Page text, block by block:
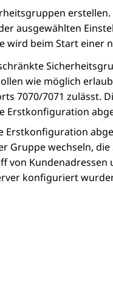
ausgewählten
wird beim Start einer
wie möglich
7070/7071 zulässt.
Erstkonfiguration
Gruppe wechseln,
von
konfiguriert